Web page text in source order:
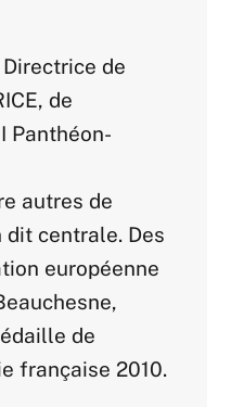
de
de
Panthéon-
autres de
dit centrale. Des
européenne
de
française 2010.